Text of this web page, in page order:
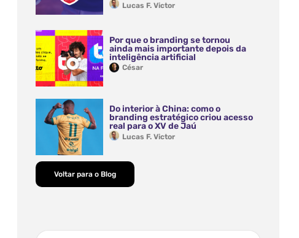
Lucas F. Victor
Por que o branding se tornou
ainda mais importante depois da
inteligência artificial
César
Do interior à China: como o
branding estratégico criou acesso
real para o XV de Jaú
Lucas F. Victor
Voltar para o Blog